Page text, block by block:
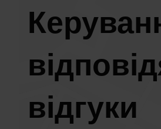
відгуки